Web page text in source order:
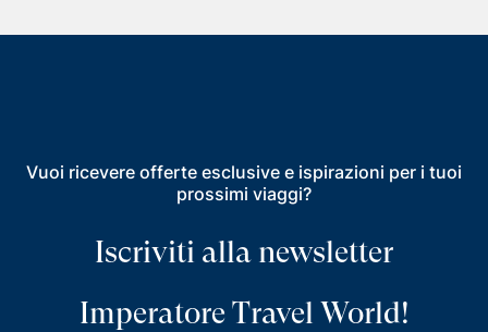
Vuoi ricevere offerte esclusive e ispirazioni per i tuoi
prossimi viaggi?
Iscriviti alla newsletter
Imperatore Travel World!